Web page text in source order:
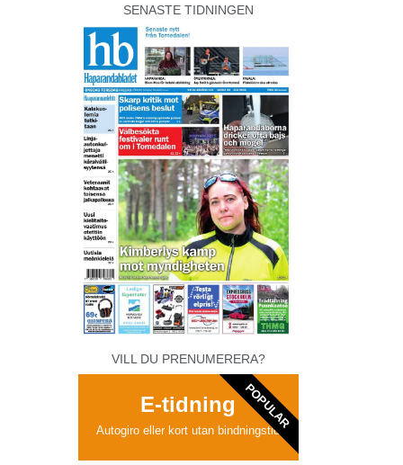
SENASTE TIDNINGEN
VILL DU PRENUMERERA?
E-tidning
Autogiro eller kort utan bindningstid
POPULAR